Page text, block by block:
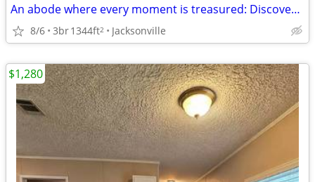
An abode where every moment is treasured: Discover our 3 BR.
8/6 3br1344ft2 Jacksonville
$1,280